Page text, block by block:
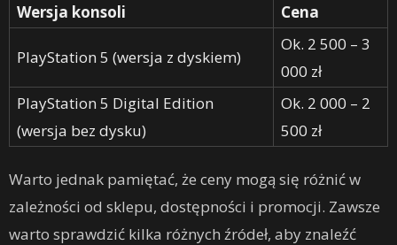
Wersja konsoli Cena
PlayStation 5 (wersja z dyskiem)
Ok. 2 500 – 3
000 zł
PlayStation 5 Digital Edition
(wersja bez dysku)
Ok. 2 000 – 2
500 zł
Warto jednak pamiętać, że ceny mogą się różnić w
zależności od sklepu, dostępności i promocji. Zawsze
warto sprawdzić kilka różnych źródeł, aby znaleźć